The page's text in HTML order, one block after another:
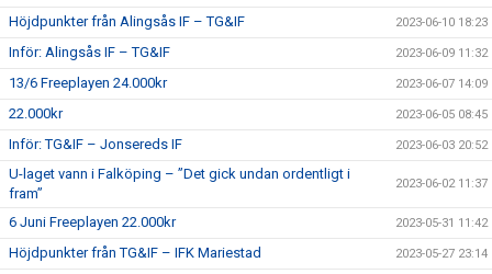
Höjdpunkter från Alingsås IF – TG&IF 2023-06-10 18:23
Inför: Alingsås IF – TG&IF 2023-06-09 11:32
13/6 Freeplayen 24.000kr 2023-06-07 14:09
22.000kr 2023-06-05 08:45
Inför: TG&IF – Jonsereds IF 2023-06-03 20:52
U-laget vann i Falköping – ”Det gick undan ordentligt i
fram”
2023-06-02 11:37
6 Juni Freeplayen 22.000kr 2023-05-31 11:42
Höjdpunkter från TG&IF – IFK Mariestad 2023-05-27 23:14